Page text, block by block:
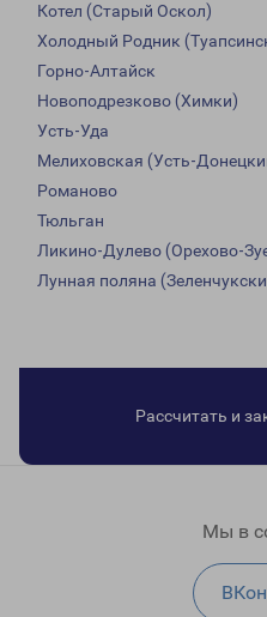
Котел (Старый Оскол)
Холодный Родник
Горно-Алтайск
Новоподрезково (Химки)
Усть-Уда
Мелиховская (Усть-
Романово
Тюльган
Ликино-Дулево (Орехово-
Лунная поляна
Рассчитать и
Мы в